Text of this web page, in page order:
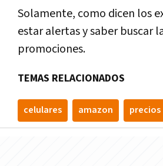
Solamente, como dicen los
estar alertas y saber buscar
promociones.
TEMAS RELACIONADOS
celulares amazon precios